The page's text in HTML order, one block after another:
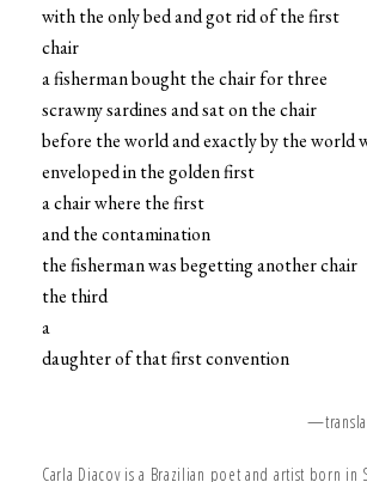
with the only bed and got rid of the first
chair
a fisherman bought the chair for three
scrawny sardines and sat on the chair
before the world and exactly by the world
enveloped in the golden first
a chair where the first
and the contamination
the fisherman was begetting another chair
the third
a
daughter of that first convention
Carla Diacov is a Brazilian poet and artist born in